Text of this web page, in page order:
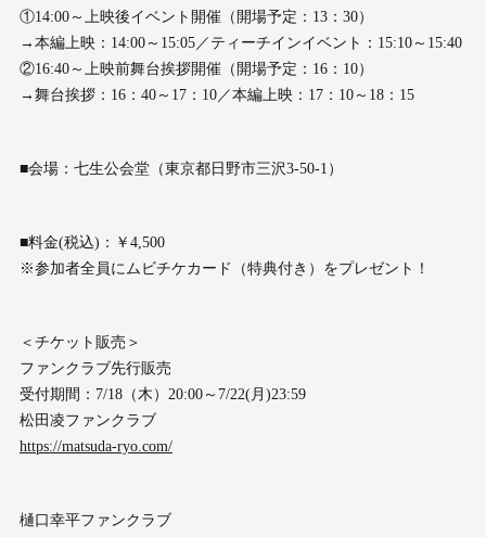
①14:00～上映後イベント開催（開場予定：13：30）
→本編上映：14:00～15:05／ティーチインイベント：15:10～15:40
②16:40～上映前舞台挨拶開催（開場予定：16：10）
→舞台挨拶：16：40～17：10／本編上映：17：10～18：15
■会場：七生公会堂（東京都日野市三沢3-50-1）
■料金(税込)：￥4,500
※参加者全員にムビチケカード（特典付き）をプレゼント！
＜チケット販売＞
ファンクラブ先行販売
受付期間：7/18（木）20:00～7/22(月)23:59
松田凌ファンクラブ
https://matsuda-ryo.com/
樋口幸平ファンクラブ